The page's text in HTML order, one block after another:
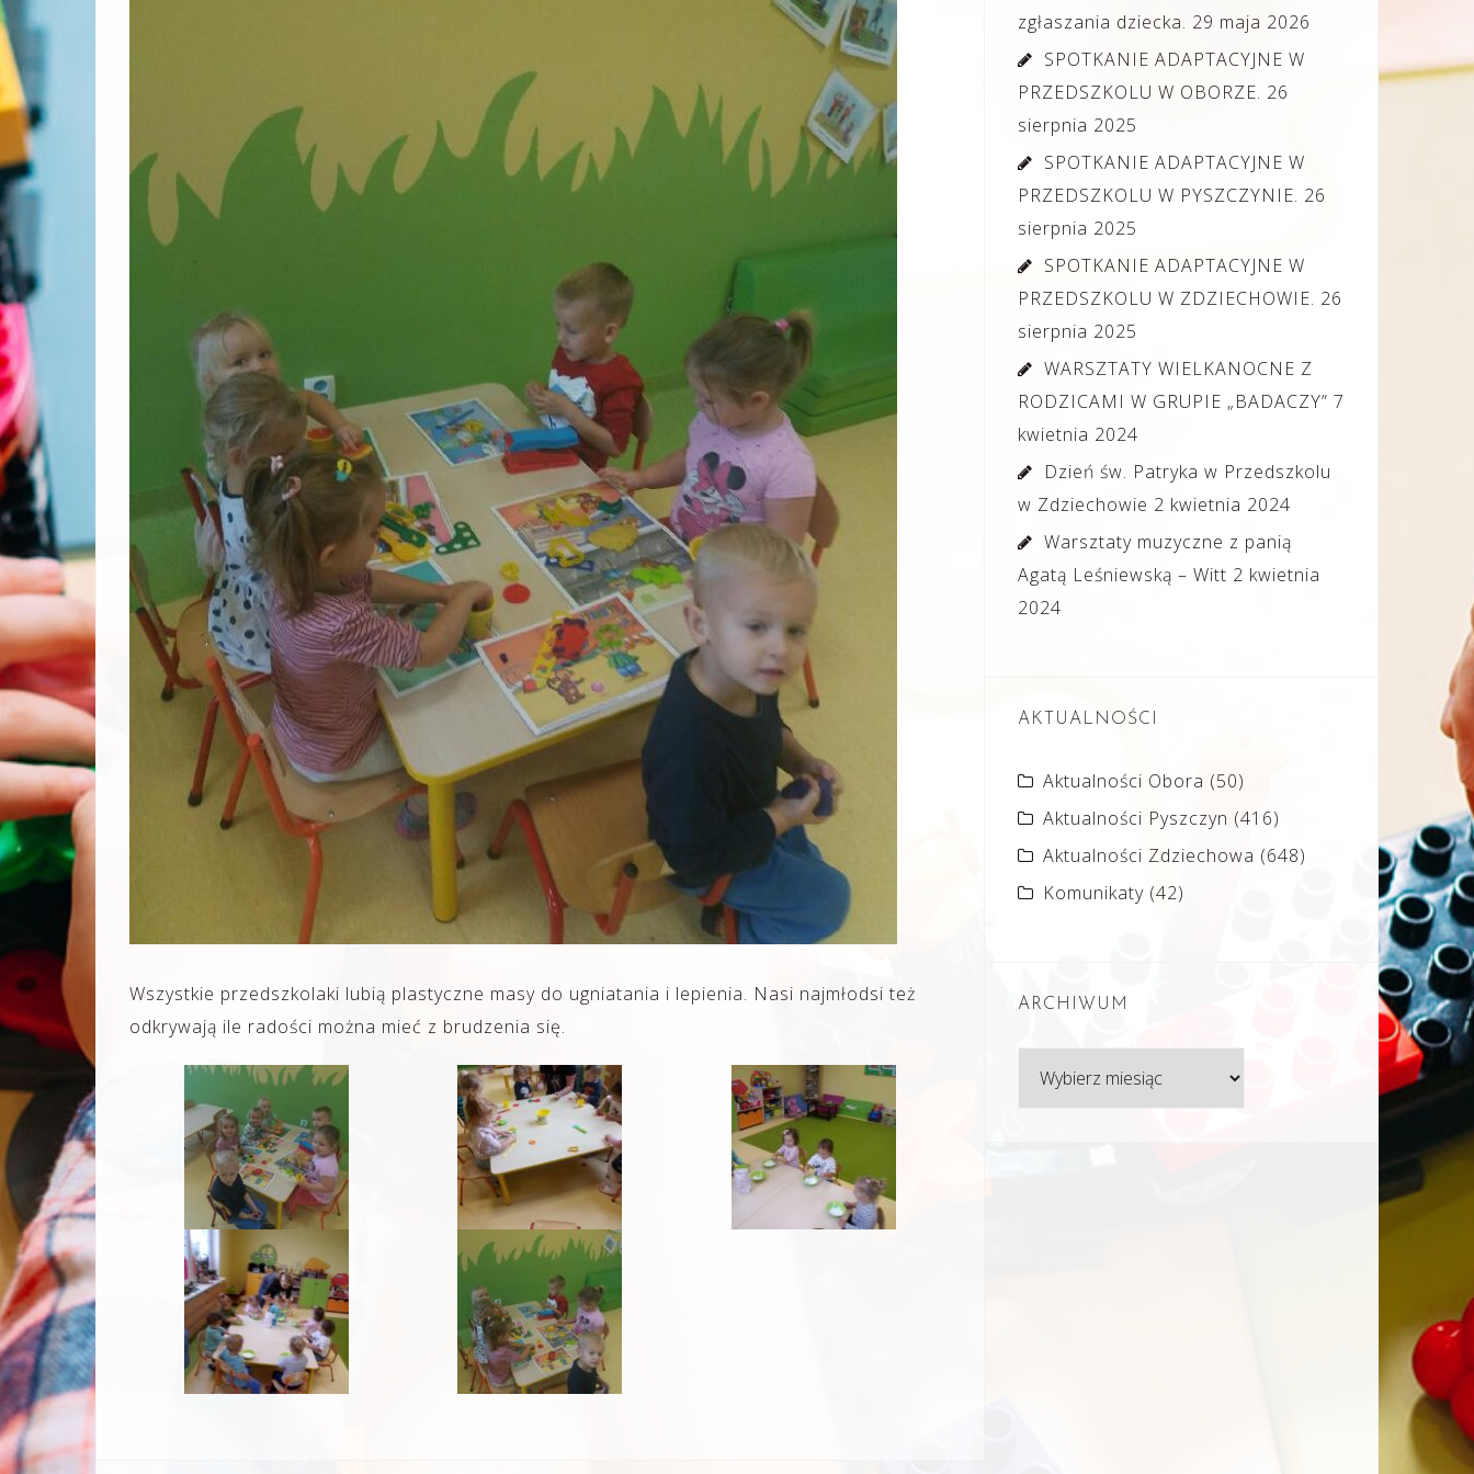
Wszystkie przedszkolaki lubią plastyczne masy do ugniatania i lepienia. Nasi najmłodsi też
odkrywają ile radości można mieć z brudzenia się.
zgłaszania dziecka. 29 maja 2026
SPOTKANIE ADAPTACYJNE W
PRZEDSZKOLU W OBORZE. 26
sierpnia 2025
SPOTKANIE ADAPTACYJNE W
PRZEDSZKOLU W PYSZCZYNIE. 26
sierpnia 2025
SPOTKANIE ADAPTACYJNE W
PRZEDSZKOLU W ZDZIECHOWIE. 26
sierpnia 2025
WARSZTATY WIELKANOCNE Z
RODZICAMI W GRUPIE „BADACZY” 7
kwietnia 2024
Dzień św. Patryka w Przedszkolu
w Zdziechowie 2 kwietnia 2024
Warsztaty muzyczne z panią
Agatą Leśniewską – Witt 2 kwietnia
2024
AKTUALNOŚCI
Aktualności Obora (50)
Aktualności Pyszczyn (416)
Aktualności Zdziechowa (648)
Komunikaty (42)
ARCHIWUM